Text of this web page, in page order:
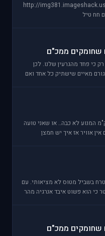
http://
חח טיל
שחומקים ממכ"ם
עלינו רק כי פחד מהגרעין שלנו. לכן
מאיים שישתיק כל אחד ואם
למה בגבהים כאלה של 30 ק"מ המנוע לא כבה.. או שאני טועה
אוויר אז איך יש חמצן
בשביל מטוס לא מציאותי. עם
להגיע ל29 קילומטר כי הוא פשוט איבד אנרגיה מהר
שחומקים ממכ"ם